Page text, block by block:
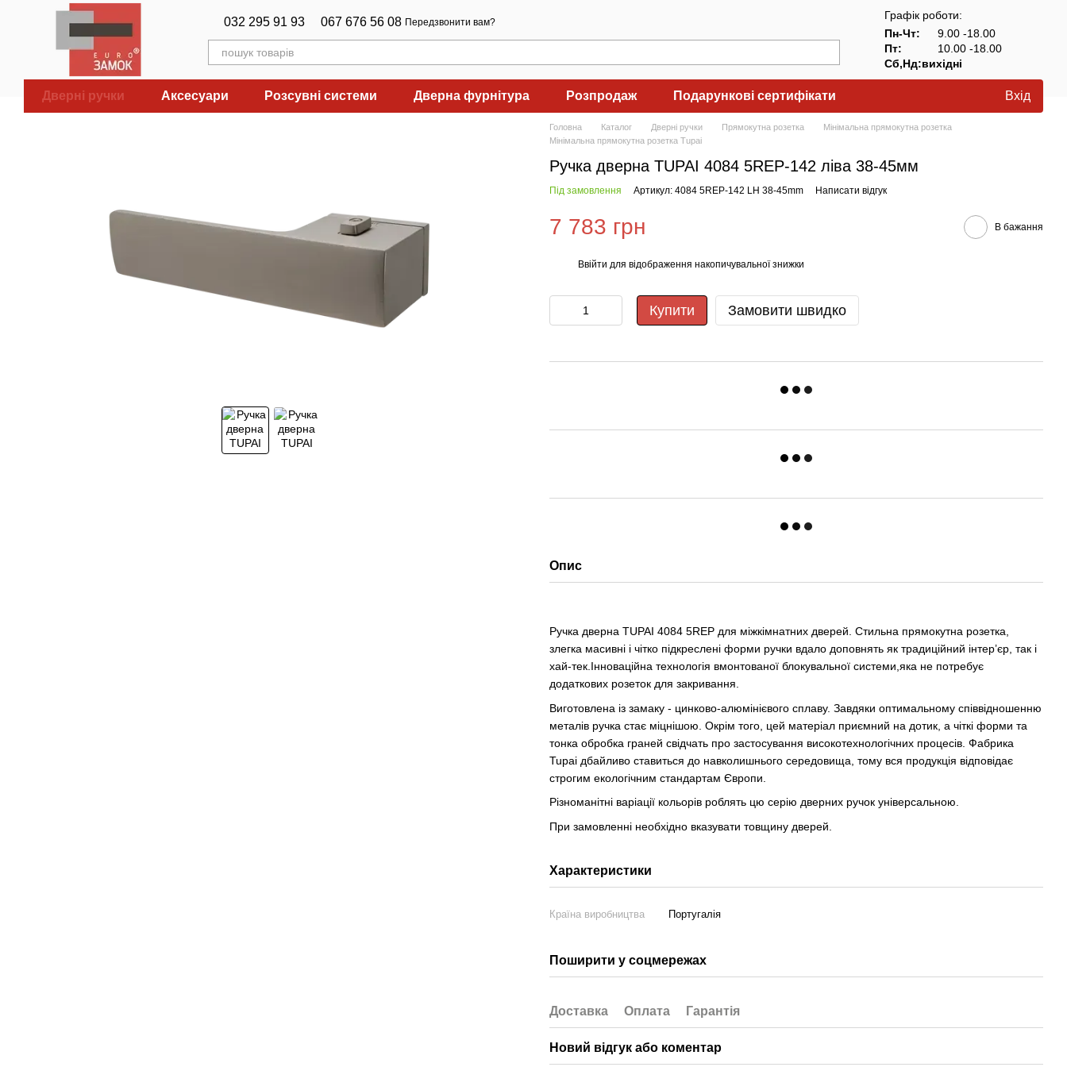
Перейти до основного контенту
032 295 91 93 067 676 56 08 Передзвонити вам?
Графік роботи:
Пн-Чт:
9.00 -18.00
Пт:
10.00 -18.00
Сб,Нд:вихідні
Дверні ручки Аксесуари Розсувні системи Дверна фурнітура Розпродаж Подарункові сертифікати Вхід
Головна Каталог Дверні ручки Прямокутна розетка
Мінімальна прямокутна розетка
Мінімальна прямокутна розетка Tupai
Ручка дверна TUPAI 4084 5REP-142 ліва 38-45мм
Під замовлення Артикул: 4084 5REP-142 LH 38-45mm Написати відгук
7 783 грн В бажання
Ввійти для відображення накопичувальної знижки
Купити Замовити швидко
Опис
Ручка дверна TUPAI 4084 5REP для міжкімнатних дверей. Стильна прямокутна розетка,
злегка масивні і чітко підкреслені форми ручки вдало доповнять як традиційний інтер’єр, так і
хай-тек.Інноваційна технологія вмонтованої блокувальної системи,яка не потребує
додаткових розеток для закривання.
Виготовлена із замаку - цинково-алюмінієвого сплаву. Завдяки оптимальному співвідношенню
металів ручка стає міцнішою. Окрім того, цей матеріал приємний на дотик, а чіткі форми та
тонка обробка граней свідчать про застосування високотехнологічних процесів. Фабрика
Tupai дбайливо ставиться до навколишнього середовища, тому вся продукція відповідає
строгим екологічним стандартам Європи.
Різноманітні варіації кольорів роблять цю серію дверних ручок універсальною.
При замовленні необхідно вказувати товщину дверей.
Характеристики
Країна виробництва Португалія
Поширити у соцмережах
Доставка Оплата Гарантія
Новий відгук або коментар